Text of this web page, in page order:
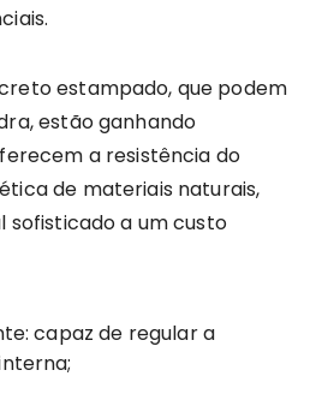
estampado, que podem
estão ganhando
a resistência do
de materiais naturais,
sofisticado a um custo
capaz de regular a